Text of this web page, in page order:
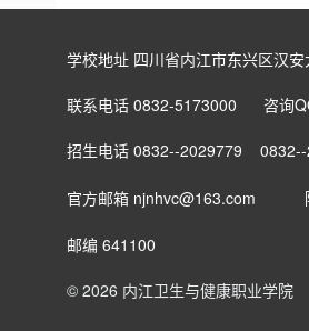
学校地址 四川省内江市东兴区汉
联系电话 0832-5173000 咨询
招生电话 0832--2029779 0832--
官方邮箱 njnhvc@163.com
邮编 641100
© 2026 内江卫生与健康职业学院